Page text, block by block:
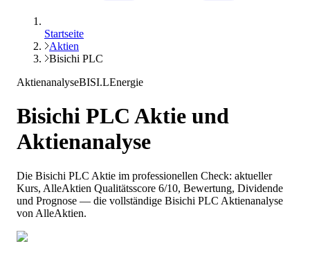
Startseite
Aktien
Bisichi PLC
AktienanalyseBISI.LEnergie
Bisichi PLC Aktie und
Aktienanalyse
Die Bisichi PLC Aktie im professionellen Check: aktueller
Kurs, AlleAktien Qualitätsscore 6/10, Bewertung, Dividende
und Prognose — die vollständige Bisichi PLC Aktienanalyse
von AlleAktien.